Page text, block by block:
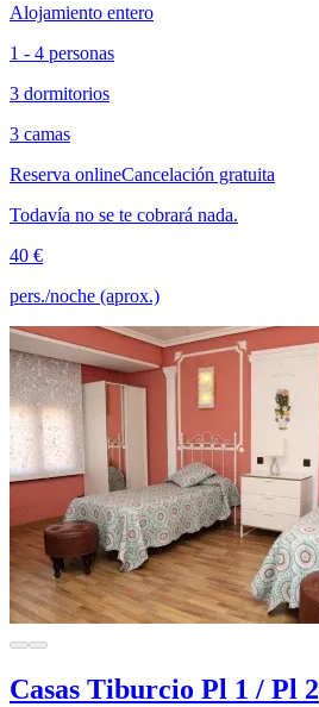
Alojamiento entero
1 - 4 personas
3 dormitorios
3 camas
Reserva onlineCancelación gratuita
Todavía no se te cobrará nada.
40 €
pers./noche (aprox.)
Casas Tiburcio Pl 1 / Pl 2